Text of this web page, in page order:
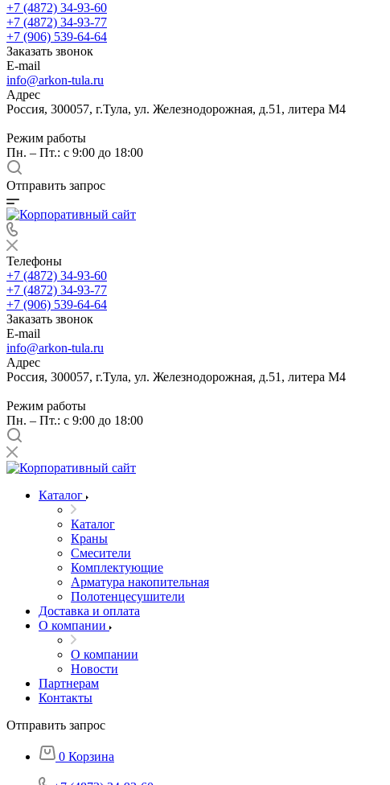
+7 (4872) 34-93-60
+7 (4872) 34-93-77
+7 (906) 539-64-64
Заказать звонок
E-mail
info@arkon-tula.ru
Адрес
Россия, 300057, г.Тула, ул. Железнодорожная, д.51, литера М4
Режим работы
Пн. – Пт.: с 9:00 до 18:00
Отправить запрос
Телефоны
+7 (4872) 34-93-60
+7 (4872) 34-93-77
+7 (906) 539-64-64
Заказать звонок
E-mail
info@arkon-tula.ru
Адрес
Россия, 300057, г.Тула, ул. Железнодорожная, д.51, литера М4
Режим работы
Пн. – Пт.: с 9:00 до 18:00
Каталог
Каталог
Краны
Смесители
Комплектующие
Арматура накопительная
Полотенцесушители
Доставка и оплата
О компании
О компании
Новости
Партнерам
Контакты
Отправить запрос
0 Корзина